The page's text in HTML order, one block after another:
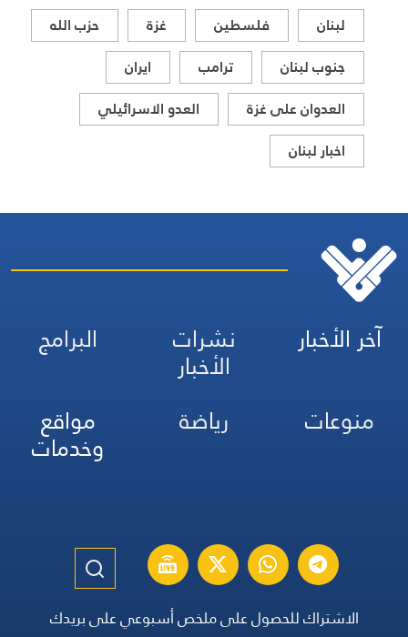
لبنان فلسطين غزة
حزب الله
جنوب لبنان
ترامب
ايران
العدوان على غزة
العدو الاسرائيلي
اخبار لبنان
آخر الأخبار نشرات
الأخبار
البرامج
منوعات
رياضة مواقع
وخدمات
الاشتراك للحصول على ملخص أسبوعي على بريدك